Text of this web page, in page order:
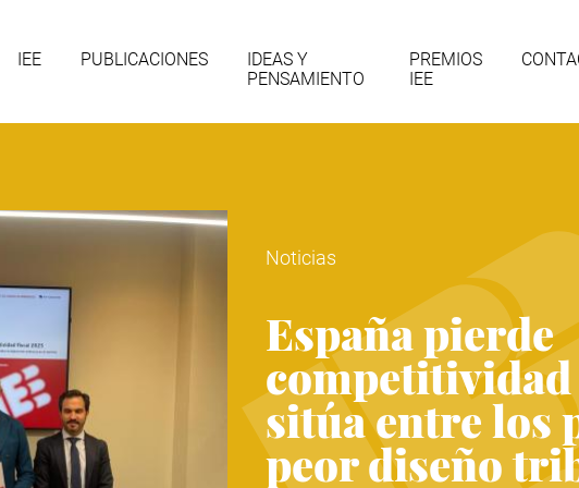
IEE PUBLICACIONES
IDEAS Y
PENSAMIENTO
PREMIOS
IEE
Noticias
España pierde
competitividad
sitúa entre los
peor diseño